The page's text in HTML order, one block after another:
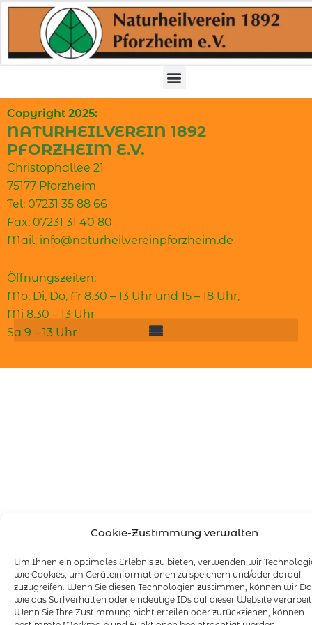
Cookie-Zustimmung verwalten
Um Ihnen ein optimales Erlebnis zu bieten, verwenden wir
wie Cookies, um Geräteinformationen zu speichern und/oder darauf
zuzugreifen. Wenn Sie diesen Technologien zustimmen, können wir
wie das Surfverhalten oder eindeutige IDs auf dieser Website
Wenn Sie Ihre Zustimmung nicht erteilen oder zurückziehen, können
Zum
springen
Copyright 2025:
NATURHEILVEREIN 1892
PFORZHEIM E.V.
Christophallee 21
75177 Pforzheim
Tel: 07231 35 88 66
Fax: 07231 31 40 80
Mail: info@naturheilvereinpforzheim.de
Öffnungszeiten:
Mo, Di, Do, Fr 8.30 – 13 Uhr und 15 – 18 Uhr,
Mi 8.30 – 13 Uhr
Sa 9 – 13 Uhr